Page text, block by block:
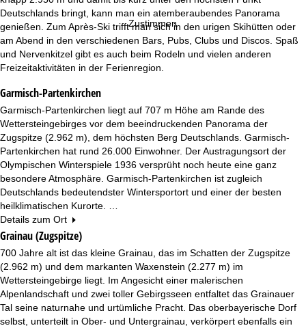
Zustimmen
t
e
Deutschlands bringt, kann man ein atemberaubendes Panorama
genießen. Zum Après-Ski trifft man sich in den urigen Skihütten oder
am Abend in den verschiedenen Bars, Pubs, Clubs und Discos. Spaß
und Nervenkitzel gibt es auch beim Rodeln und vielen anderen
Freizeitaktivitäten in der Ferienregion.
Garmisch-Partenkirchen
Garmisch-Partenkirchen liegt auf 707 m Höhe am Rande des
Wettersteingebirges vor dem beeindruckenden Panorama der
Zugspitze (2.962 m), dem höchsten Berg Deutschlands. Garmisch-
Partenkirchen hat rund 26.000 Einwohner. Der Austragungsort der
Olympischen Winterspiele 1936 versprüht noch heute eine ganz
besondere Atmosphäre. Garmisch-Partenkirchen ist zugleich
Deutschlands bedeutendster Wintersportort und einer der besten
heilklimatischen Kurorte. …
Details zum Ort
Grainau (Zugspitze)
700 Jahre alt ist das kleine Grainau, das im Schatten der Zugspitze
(2.962 m) und dem markanten Waxenstein (2.277 m) im
Wettersteingebirge liegt. Im Angesicht einer malerischen
Alpenlandschaft und zwei toller Gebirgsseen entfaltet das Grainauer
Tal seine naturnahe und urtümliche Pracht. Das oberbayerische Dorf
selbst, unterteilt in Ober- und Untergrainau, verkörpert ebenfalls ein